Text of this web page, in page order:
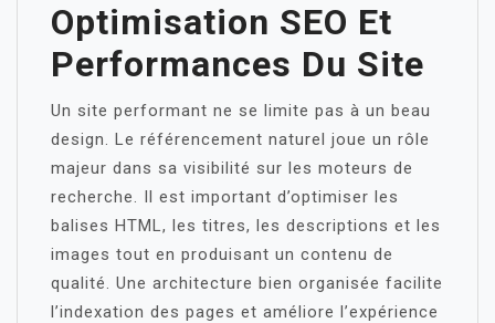
Optimisation SEO Et
Performances Du Site
Un site performant ne se limite pas à un beau
design. Le référencement naturel joue un rôle
majeur dans sa visibilité sur les moteurs de
recherche. Il est important d’optimiser les
balises HTML, les titres, les descriptions et les
images tout en produisant un contenu de
qualité. Une architecture bien organisée facilite
l’indexation des pages et améliore l’expérience